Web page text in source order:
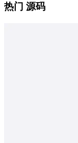
热门 源码